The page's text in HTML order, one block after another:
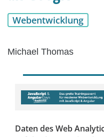
Webentwicklung
Michael Thomas
Daten des Web